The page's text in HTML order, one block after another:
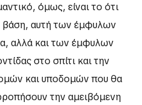
όμως, είναι το ότι
βάση, αυτή των έμφυλων
αλλά και των έμφυλων
στο σπίτι και την
και υποδομών που θα
την αμειβόμενη